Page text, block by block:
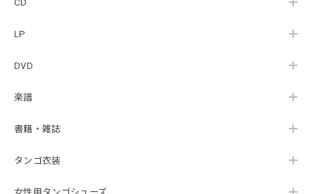
CD
LP
DVD
楽譜
書籍・雑誌
タンゴ衣装